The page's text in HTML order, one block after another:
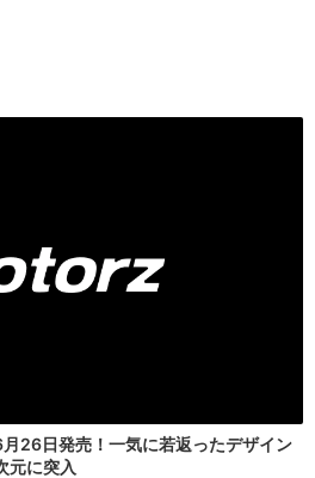
26日発売！一気に若返ったデザイン
元に突入